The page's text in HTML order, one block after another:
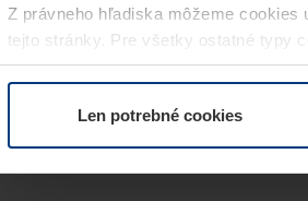
Z právneho hľadiska môžeme cookies
tejto stránky. Pre všetky ostatné typy
alebo odvolať vo vysvetlení cookie na
Len potrebné cookies